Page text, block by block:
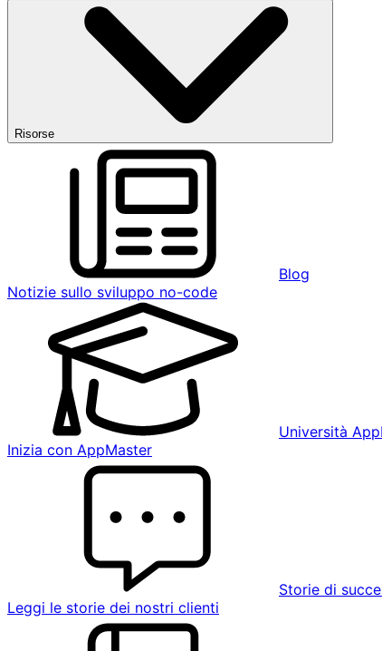
Risorse
Blog
Notizie sullo sviluppo no-code
Università
Inizia con AppMaster
Storie di
Leggi le storie dei nostri clienti